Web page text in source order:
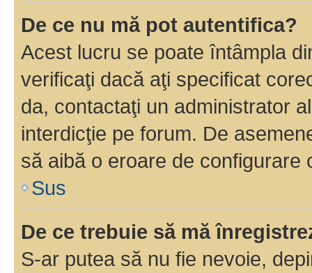
De ce nu mă pot autentifica?
Acest lucru se poate întâmpla
verificaţi dacă aţi specificat
da, contactaţi un administrator
interdicţie pe forum. De
să aibă o eroare de configurare
Sus
De ce trebuie să mă
S-ar putea să nu fie nevoie,